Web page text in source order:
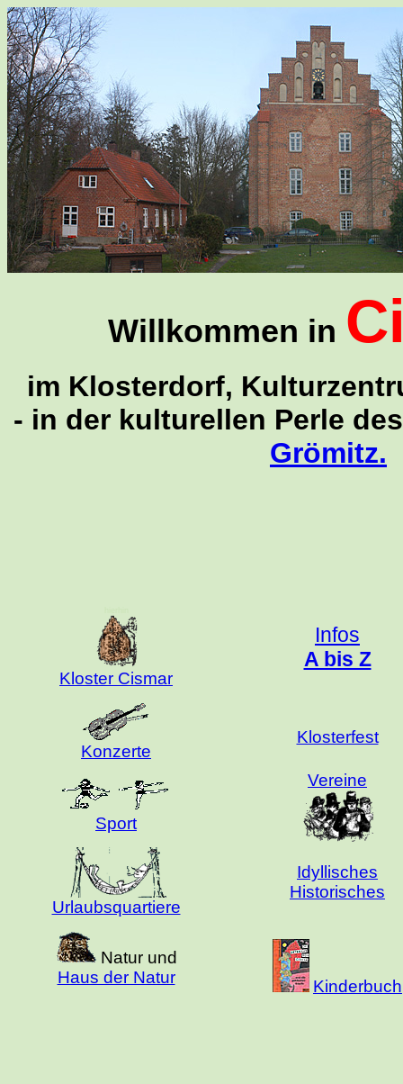
Willkommen in
im Klosterdorf,
- in der kulturellen Perle
Grömitz.
Kloster Cismar
Infos
A bis Z
Konzerte
Klosterfest
Sport
Vereine
Urlaubsquartiere
Idyllisches
Historisches
Natur und
Haus der Natur
Kinderbuch